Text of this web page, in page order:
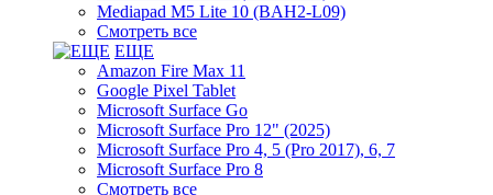
Mediapad M5 Lite 10 (BAH2-L09)
Смотреть все
ЕЩЕ
Amazon Fire Max 11
Google Pixel Tablet
Microsoft Surface Go
Microsoft Surface Pro 12" (2025)
Microsoft Surface Pro 4, 5 (Pro 2017), 6, 7
Microsoft Surface Pro 8
Смотреть все